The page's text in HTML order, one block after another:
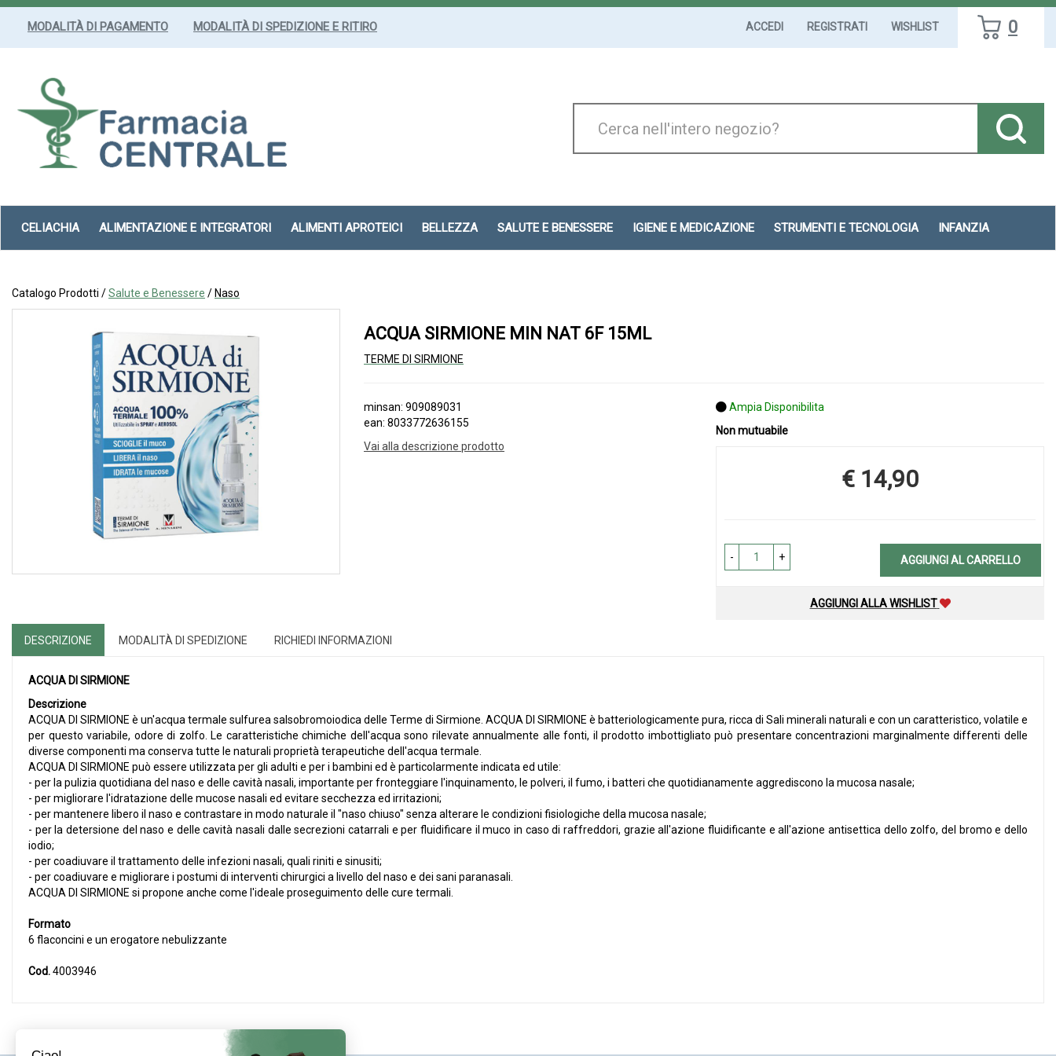
Passa
MODALITÀ DI PAGAMENTO MODALITÀ DI SPEDIZIONE E RITIRO ACCEDI REGISTRATI WISHLIST 0
Prodotto
CELIACHIA ALIMENTAZIONE E INTEGRATORI ALIMENTI APROTEICI BELLEZZA SALUTE E BENESSERE IGIENE E MEDICAZIONE STRUMENTI E TECNOLOGIA INFANZIA
Catalogo Prodotti /Salute e Benessere / Naso
ACQUA SIRMIONE MIN NAT 6F 15ML
TERME DI SIRMIONE
minsan: 909089031
ean: 8033772636155
Vai alla descrizione prodotto
Ampia Disponibilita
Non mutuabile
Prezzo
€ 14,90
- + AGGIUNGI AL CARRELLO
AGGIUNGI ALLA WISHLIST
DESCRIZIONE MODALITÀ DI SPEDIZIONE RICHIEDI INFORMAZIONI
ACQUA DI SIRMIONE
Descrizione
ACQUA DI SIRMIONE è un'acqua termale sulfurea salsobromoiodica delle Terme di Sirmione. ACQUA DI SIRMIONE è batteriologicamente pura, ricca di Sali minerali naturali e con un caratteristico, volatile e
per questo variabile, odore di zolfo. Le caratteristiche chimiche dell'acqua sono rilevate annualmente alle fonti, il prodotto imbottigliato può presentare concentrazioni marginalmente differenti delle
diverse componenti ma conserva tutte le naturali proprietà terapeutiche dell'acqua termale.
ACQUA DI SIRMIONE può essere utilizzata per gli adulti e per i bambini ed è particolarmente indicata ed utile:
- per la pulizia quotidiana del naso e delle cavità nasali, importante per fronteggiare l'inquinamento, le polveri, il fumo, i batteri che quotidianamente aggrediscono la mucosa nasale;
- per migliorare l'idratazione delle mucose nasali ed evitare secchezza ed irritazioni;
- per mantenere libero il naso e contrastare in modo naturale il "naso chiuso" senza alterare le condizioni fisiologiche della mucosa nasale;
- per la detersione del naso e delle cavità nasali dalle secrezioni catarrali e per fluidificare il muco in caso di raffreddori, grazie all'azione fluidificante e all'azione antisettica dello zolfo, del bromo e dello
iodio;
- per coadiuvare il trattamento delle infezioni nasali, quali riniti e sinusiti;
- per coadiuvare e migliorare i postumi di interventi chirurgici a livello del naso e dei sani paranasali.
ACQUA DI SIRMIONE si propone anche come l'ideale proseguimento delle cure termali.
Formato
6 flaconcini e un erogatore nebulizzante
Cod.4003946